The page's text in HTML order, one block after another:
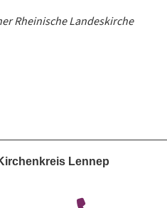
Rheinische Landeskirche
Lennep